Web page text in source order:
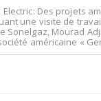
Des projets
une visite de
Sonelgaz, Mourad
américaine «